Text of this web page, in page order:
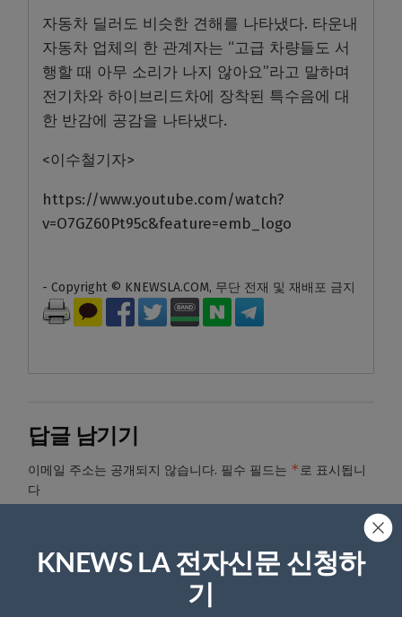
자동차 딜러도 비슷한 견해를 나타냈다. 타운내
자동차 업체의 한 관계자는 “고급 차량들도 서
행할 때 아무 소리가 나지 않아요”라고 말하며
전기차와 하이브리드차에 장착된 특수음에 대
한 반감에 공감을 나타냈다.
<이수철기자>
https://www.youtube.com/watch?
v=O7GZ60Pt95c&feature=emb_logo
- Copyright © KNEWSLA.COM, 무단 전재 및 재배포 금지
답글 남기기
이메일 주소는 공개되지 않습니다. 필수 필드는 *로 표시됩니
다
KNEWS LA 전자신문 신청하
기